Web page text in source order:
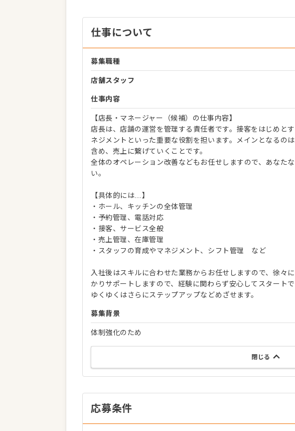
仕事について
募集職種
店舗スタッフ
仕事内容
【店長・マネージャー（候補）の仕事内容】
店長は、店舗の運営を管理する責任者です。接客をはじめと
ネジメントといった重要な役割を担います。メインとなるの
含め、売上に繋げていくことです。
全体のオペレーション改善などもお任せしますので、あなた
い。
【具体的には…】
・ホール、キッチンの全体管理
・予約管理、電話対応
・接客、サービス全般
・売上管理、在庫管理
・スタッフの育成やマネジメント、シフト管理 など
入社後はスキルに合わせた業務からお任せしますので、徐々
かりサポートしますので、経験に関わらず安心してスタートで
ゆくゆくはさらにステップアップなどめざせます。
募集背景
体制強化のため
閉じる
応募条件